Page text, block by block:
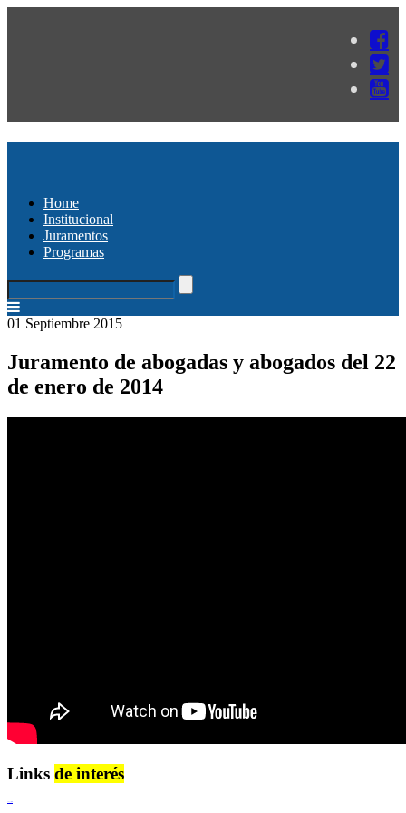
Home
Institucional
Juramentos
Programas
01 Septiembre 2015
Juramento de abogadas y abogados del 22
de enero de 2014
Links de interés